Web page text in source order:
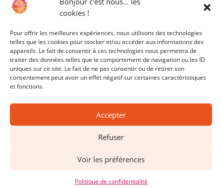
cookies !
Pour offrir les meilleures expériences, nous utilisons des technologies
telles que les cookies pour stocker et/ou accéder aux informations des
appareils. Le fait de consentir à ces technologies nous permettra de
traiter des données telles que le comportement de navigation ou les ID
uniques sur ce site. Le fait de ne pas consentir ou de retirer son
consentement peut avoir un effet négatif sur certaines caractéristiques
et fonctions.
Accepter
Refuser
Voir les préférences
Politique de confidentialité
AUTRES
Mentions légales
Politiques de confidentialité